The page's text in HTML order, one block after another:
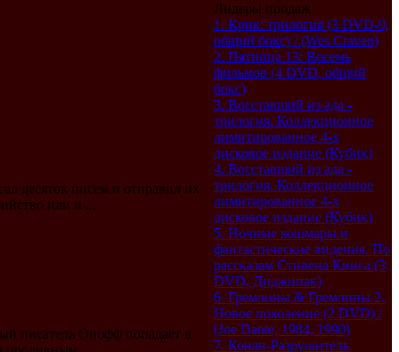
десяток писем и отправил их
или и ...
писатель Онофф попадает в
Лидеры продаж
1. Крик: трилогия (3 DVD-9,
общий бокс) / (Wes Craven)
2. Пятница 13: Восемь
фильмов (4 DVD, общий
бокс)
3. Восставший из ада -
трилогия. Коллекционное
лимитированное 4-х
дисковое издание (Кубик)
4. Восставший из ада -
трилогия. Коллекционное
лимитированное 4-х
дисковое издание (Кубик)
5. Ночные кошмары и
фантастические видения. По
рассказам Стивена Кинга (3
DVD, Диджипак)
6. Гремлины & Гремлины 2.
Новое поколение (2 DVD) /
(Joe Dante, 1984, 1990)
7. Конан-Разрушитель